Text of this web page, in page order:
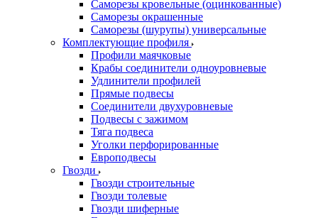
Саморезы кровельные (оцинкованные)
Саморезы окрашенные
Саморезы (шурупы) универсальные
Комплектующие профиля
Профили маячковые
Крабы соединители одноуровневые
Удлинители профилей
Прямые подвесы
Соединители двухуровневые
Подвесы с зажимом
Тяга подвеса
Уголки перфорированные
Европодвесы
Гвозди
Гвозди строительные
Гвозди толевые
Гвозди шиферные